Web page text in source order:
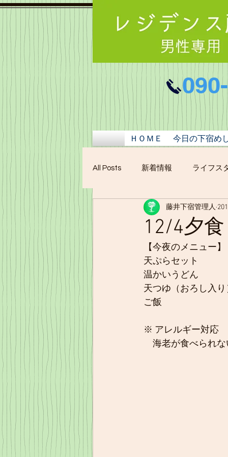
ＨＯＭＥ 今日の下宿め
All Posts 新着情報 ライフス
12/4夕食
藤井下宿管理人
【今夜のメニュー】
天ぷらセット
温かいうどん
天つゆ（おろし入り
ご飯
※ アレルギー対応
海老が食べられな